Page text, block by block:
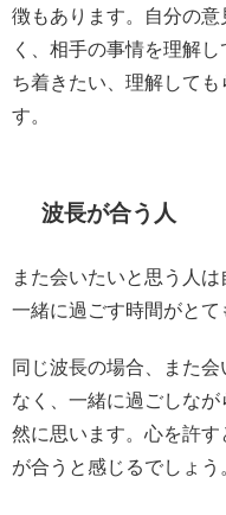
徴もあります。自分の
く、相手の事情を理解
ち着きたい、理解して
す。
波長が合う人
また会いたいと思う人は
一緒に過ごす時間がとて
同じ波長の場合、また
なく、一緒に過ごしな
然に思います。心を許
が合うと感じるでしょう。